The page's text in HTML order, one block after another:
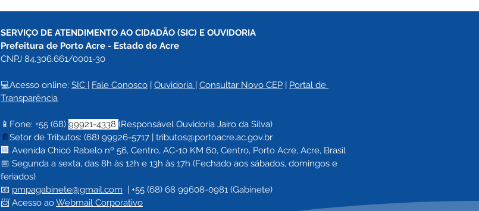
leva serviços e
oportunidades à
Comunidade Lua Nova
Acre exercita mente e
corpo com dinâmica de
Jenga
SERVIÇO DE ATENDIMENTO AO CIDADÃO (SIC) E OUVIDORIA
Prefeitura de Porto Acre - Estado do Acre
CNPJ 84.306.661/0001-30
💻Acesso online: SIC Fale Conosco Ouvidoria Consultar Novo CEP
Portal de
Transparência
📱Fone: +55 (68) 99921-4338 (Responsável Ouvidoria Jairo da Silva)
📄 Setor de Tributos: (68) 99926-5717 |
tributos@portoacre.ac.gov.br
🏢 Avenida Chicó Rabelo nº 56, Centro, AC-10 KM 60, Centro, Porto Acre, Acre, Brasil
📅 Segunda a sexta, das 8h às 12h e 13h às 17h (Fechado aos sábados, domingos e
feriados)
📧 pmpagabinete@gmail.com
+55 (68) 68 99608-0981 (Gabinete)
📨 Acesso ao Webmail Corporativo